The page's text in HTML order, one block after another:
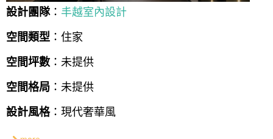
設計團隊： 丰越室內設計
空間類型 ：住家
空間坪數 ：未提供
空間格局 ：未提供
設計風格：現代奢華風
北歐
古典
鄉村
工業
奢華
251萬以上
台南 高雄
室內設計師方案
傢俱建材商方案
一般屋主方案
2房2聽 - 基本版
2房2廳 - 精裝版
3房2聽 - 基本版
3房2廳 - 精裝版
主題精選
設計知識+
國外案例
設計私房話
新北市
桃園市
新竹市
基隆市